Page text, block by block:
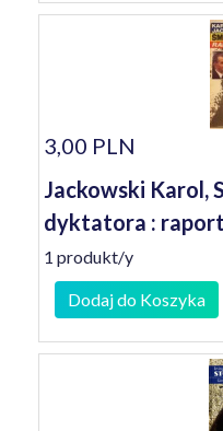
3,00 PLN
Jackowski Karol,
dyktatora :
1 produkt/y
Dodaj do Koszyka